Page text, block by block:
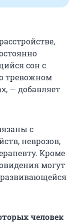
сон с
тревожном
— добавляет
с
неврозов,
Кроме
могут
человек